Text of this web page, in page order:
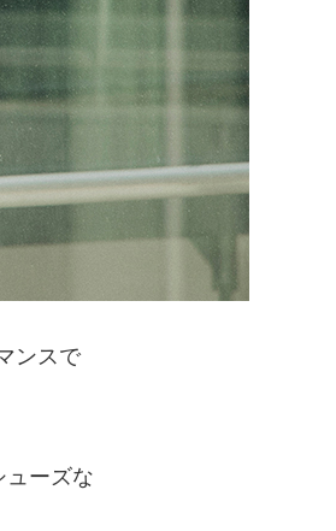
ンスで
ューズな